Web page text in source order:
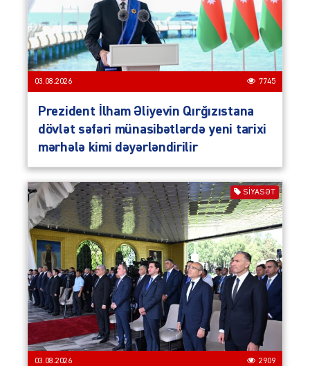
03.08.2026 7745
Prezident İlham Əliyevin Qırğızıstana
dövlət səfəri münasibətlərdə yeni tarixi
mərhələ kimi dəyərləndirilir
SIYASƏT
03.08.2026 2909